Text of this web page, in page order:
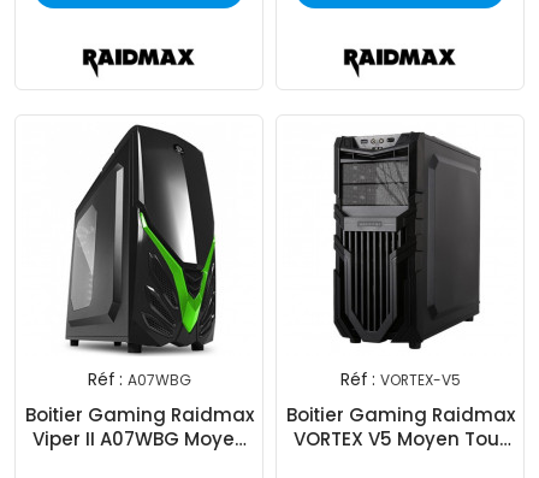
Réf : A07WBG
Boitier Gaming Raidmax
Viper II A07WBG Moyen
Réf : VORTEX-V5
Boitier Gaming Raidmax
VORTEX V5 Moyen Tour